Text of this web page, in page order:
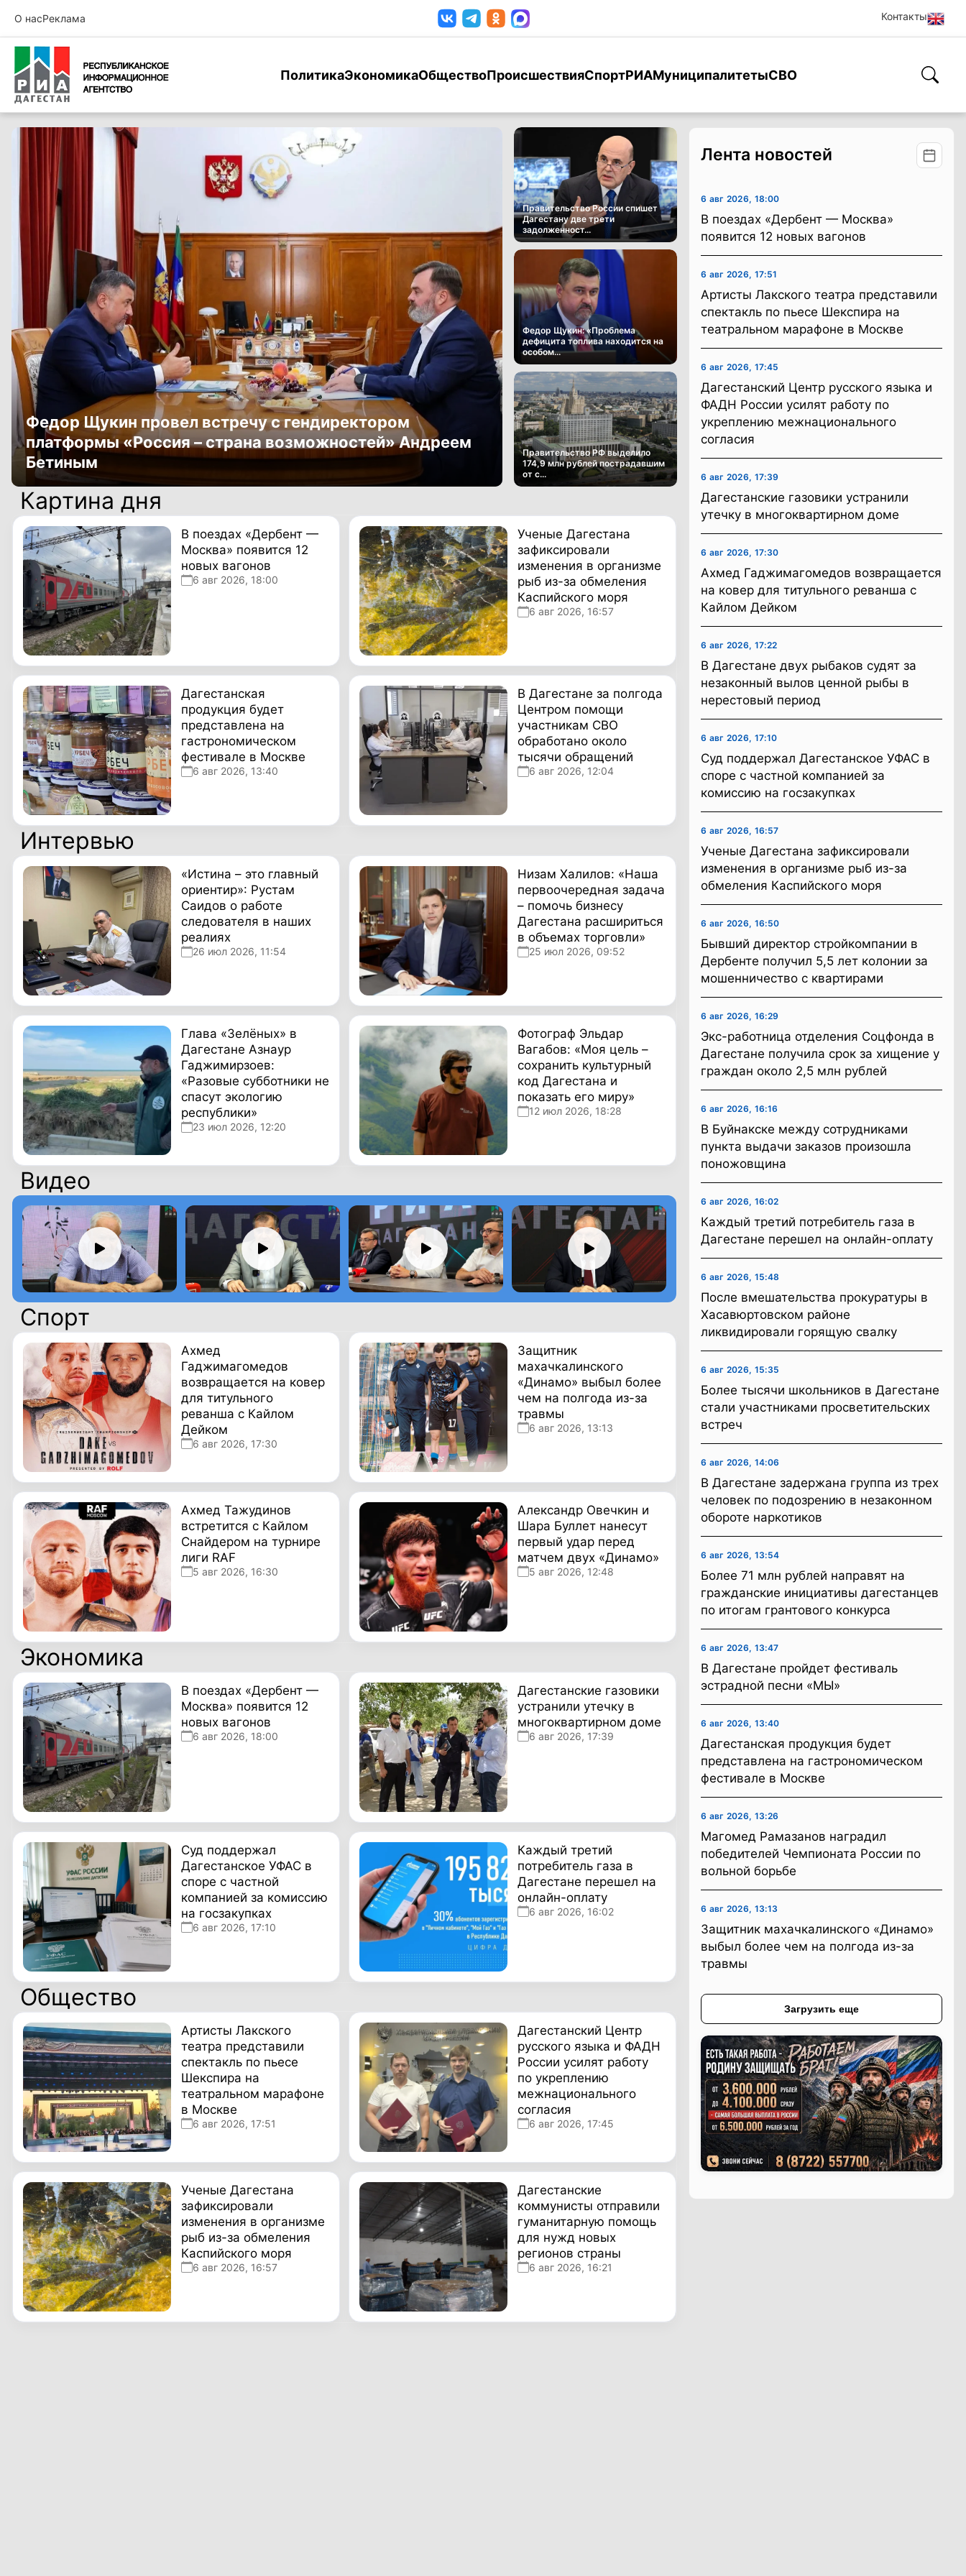
О насРеклама Контакты
ПолитикаЭкономикаОбществоПроисшествияСпортРИАМуниципалитетыСВО
Федор Щукин провел встречу с гендиректором
платформы «Россия – страна возможностей» Андреем
Бетиным
Правительство России спишет
Дагестану две трети
задолженност...
Федор Щукин: «Проблема
дефицита топлива находится на
особом...
Правительство РФ выделило
174,9 млн рублей пострадавшим
от с...
Картина дня
В поездах «Дербент —
Москва» появится 12
новых вагонов
6 авг 2026, 18:00
Ученые Дагестана
зафиксировали
изменения в организме
рыб из-за обмеления
Каспийского моря
6 авг 2026, 16:57
Дагестанская
продукция будет
представлена на
гастрономическом
фестивале в Москве
6 авг 2026, 13:40
В Дагестане за полгода
Центром помощи
участникам СВО
обработано около
тысячи обращений
6 авг 2026, 12:04
Интервью
«Истина – это главный
ориентир»: Рустам
Саидов о работе
следователя в наших
реалиях
26 июл 2026, 11:54
Низам Халилов: «Наша
первоочередная задача
– помочь бизнесу
Дагестана расшириться
в объемах торговли»
25 июл 2026, 09:52
Глава «Зелёных» в
Дагестане Азнаур
Гаджимирзоев:
«Разовые субботники не
спасут экологию
республики»
23 июл 2026, 12:20
Фотограф Эльдар
Вагабов: «Моя цель –
сохранить культурный
код Дагестана и
показать его миру»
12 июл 2026, 18:28
Видео
Спорт
Ахмед
Гаджимагомедов
возвращается на ковер
для титульного
реванша с Кайлом
Дейком
6 авг 2026, 17:30
Защитник
махачкалинского
«Динамо» выбыл более
чем на полгода из-за
травмы
6 авг 2026, 13:13
Ахмед Тажудинов
встретится с Кайлом
Снайдером на турнире
лиги RAF
5 авг 2026, 16:30
Александр Овечкин и
Шара Буллет нанесут
первый удар перед
матчем двух «Динамо»
5 авг 2026, 12:48
Экономика
В поездах «Дербент —
Москва» появится 12
новых вагонов
6 авг 2026, 18:00
Дагестанские газовики
устранили утечку в
многоквартирном доме
6 авг 2026, 17:39
Суд поддержал
Дагестанское УФАС в
споре с частной
компанией за комиссию
на госзакупках
6 авг 2026, 17:10
Каждый третий
потребитель газа в
Дагестане перешел на
онлайн-оплату
6 авг 2026, 16:02
Общество
Артисты Лакского
театра представили
спектакль по пьесе
Шекспира на
театральном марафоне
в Москве
6 авг 2026, 17:51
Дагестанский Центр
русского языка и ФАДН
России усилят работу
по укреплению
межнационального
согласия
6 авг 2026, 17:45
Ученые Дагестана
зафиксировали
изменения в организме
рыб из-за обмеления
Каспийского моря
6 авг 2026, 16:57
Дагестанские
коммунисты отправили
гуманитарную помощь
для нужд новых
регионов страны
6 авг 2026, 16:21
Лента новостей
6 авг 2026, 18:00
В поездах «Дербент — Москва»
появится 12 новых вагонов
6 авг 2026, 17:51
Артисты Лакского театра представили
спектакль по пьесе Шекспира на
театральном марафоне в Москве
6 авг 2026, 17:45
Дагестанский Центр русского языка и
ФАДН России усилят работу по
укреплению межнационального
согласия
6 авг 2026, 17:39
Дагестанские газовики устранили
утечку в многоквартирном доме
6 авг 2026, 17:30
Ахмед Гаджимагомедов возвращается
на ковер для титульного реванша с
Кайлом Дейком
6 авг 2026, 17:22
В Дагестане двух рыбаков судят за
незаконный вылов ценной рыбы в
нерестовый период
6 авг 2026, 17:10
Суд поддержал Дагестанское УФАС в
споре с частной компанией за
комиссию на госзакупках
6 авг 2026, 16:57
Ученые Дагестана зафиксировали
изменения в организме рыб из-за
обмеления Каспийского моря
6 авг 2026, 16:50
Бывший директор стройкомпании в
Дербенте получил 5,5 лет колонии за
мошенничество с квартирами
6 авг 2026, 16:29
Экс-работница отделения Соцфонда в
Дагестане получила срок за хищение у
граждан около 2,5 млн рублей
6 авг 2026, 16:16
В Буйнакске между сотрудниками
пункта выдачи заказов произошла
поножовщина
6 авг 2026, 16:02
Каждый третий потребитель газа в
Дагестане перешел на онлайн-оплату
6 авг 2026, 15:48
После вмешательства прокуратуры в
Хасавюртовском районе
ликвидировали горящую свалку
6 авг 2026, 15:35
Более тысячи школьников в Дагестане
стали участниками просветительских
встреч
6 авг 2026, 14:06
В Дагестане задержана группа из трех
человек по подозрению в незаконном
обороте наркотиков
6 авг 2026, 13:54
Более 71 млн рублей направят на
гражданские инициативы дагестанцев
по итогам грантового конкурса
6 авг 2026, 13:47
В Дагестане пройдет фестиваль
эстрадной песни «МЫ»
6 авг 2026, 13:40
Дагестанская продукция будет
представлена на гастрономическом
фестивале в Москве
6 авг 2026, 13:26
Магомед Рамазанов наградил
победителей Чемпионата России по
вольной борьбе
6 авг 2026, 13:13
Защитник махачкалинского «Динамо»
выбыл более чем на полгода из-за
травмы
Загрузить еще